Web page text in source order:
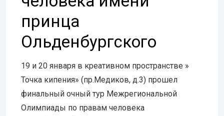
принца
Ольденбургского
19 и 20 января в креативном пространстве »
Точка кипения» (пр.Медиков, д.3) прошел
финальный очный тур Межрегиональной
Олимпиады по правам человека